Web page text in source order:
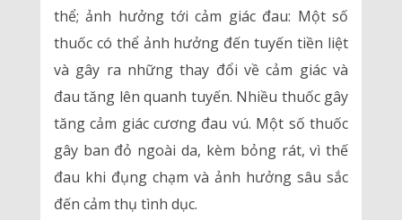
thể; ảnh hưởng tới cảm giác đau: Một số
thuốc có thể ảnh hưởng đến tuyến tiền liệt
và gây ra những thay đổi về cảm giác và
đau tăng lên quanh tuyến. Nhiều thuốc gây
tăng cảm giác cương đau vú. Một số thuốc
gây ban đỏ ngoài da, kèm bỏng rát, vì thế
đau khi đụng chạm và ảnh hưởng sâu sắc
đến cảm thụ tình dục.